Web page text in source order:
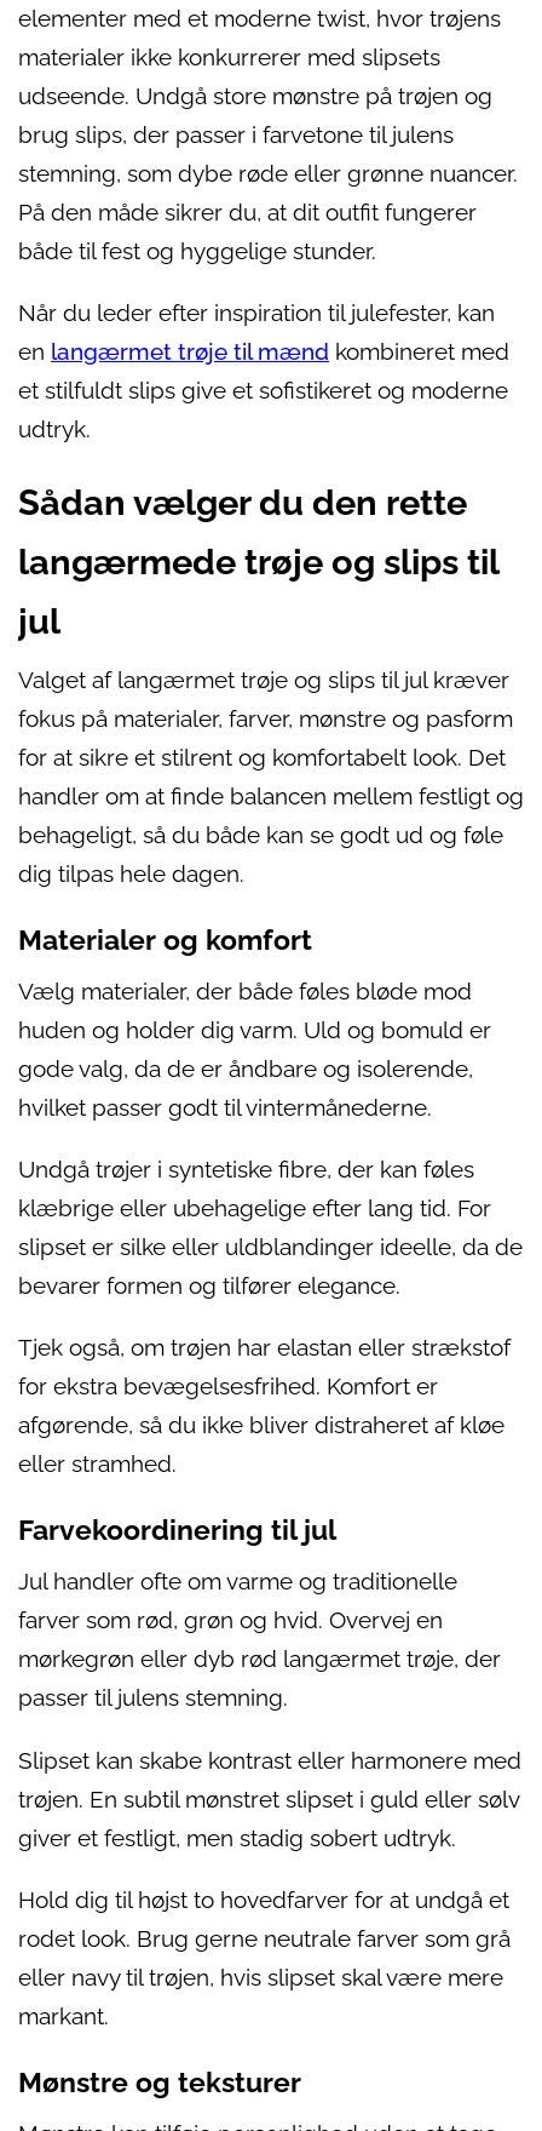
elementer med et moderne twist, hvor trøjens
materialer ikke konkurrerer med slipsets
udseende. Undgå store mønstre på trøjen og
brug slips, der passer i farvetone til julens
stemning, som dybe røde eller grønne nuancer.
På den måde sikrer du, at dit outfit fungerer
både til fest og hyggelige stunder.
Når du leder efter inspiration til julefester, kan
en langærmet trøje til mænd kombineret med
et stilfuldt slips give et sofistikeret og moderne
udtryk.
Sådan vælger du den rette
langærmede trøje og slips til
jul
Valget af langærmet trøje og slips til jul kræver
fokus på materialer, farver, mønstre og pasform
for at sikre et stilrent og komfortabelt look. Det
handler om at finde balancen mellem festligt og
behageligt, så du både kan se godt ud og føle
dig tilpas hele dagen.
Materialer og komfort
Vælg materialer, der både føles bløde mod
huden og holder dig varm. Uld og bomuld er
gode valg, da de er åndbare og isolerende,
hvilket passer godt til vintermånederne.
Undgå trøjer i syntetiske fibre, der kan føles
klæbrige eller ubehagelige efter lang tid. For
slipset er silke eller uldblandinger ideelle, da de
bevarer formen og tilfører elegance.
Tjek også, om trøjen har elastan eller strækstof
for ekstra bevægelsesfrihed. Komfort er
afgørende, så du ikke bliver distraheret af kløe
eller stramhed.
Farvekoordinering til jul
Jul handler ofte om varme og traditionelle
farver som rød, grøn og hvid. Overvej en
mørkegrøn eller dyb rød langærmet trøje, der
passer til julens stemning.
Slipset kan skabe kontrast eller harmonere med
trøjen. En subtil mønstret slipset i guld eller sølv
giver et festligt, men stadig sobert udtryk.
Hold dig til højst to hovedfarver for at undgå et
rodet look. Brug gerne neutrale farver som grå
eller navy til trøjen, hvis slipset skal være mere
markant.
Mønstre og teksturer